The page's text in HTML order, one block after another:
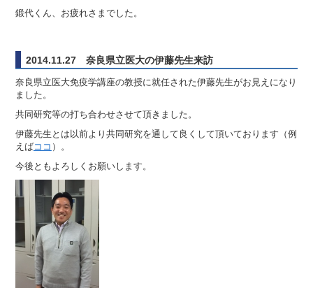
鍛代くん、お疲れさまでした。
2014.11.27 奈良県立医大の伊藤先生来訪
奈良県立医大免疫学講座の教授に就任された伊藤先生がお見えになり
ました。
共同研究等の打ち合わせさせて頂きました。
伊藤先生とは以前より共同研究を通して良くして頂いております（例
えばココ ）。
今後ともよろしくお願いします。